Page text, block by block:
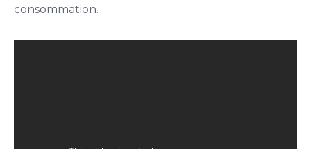
consommation.